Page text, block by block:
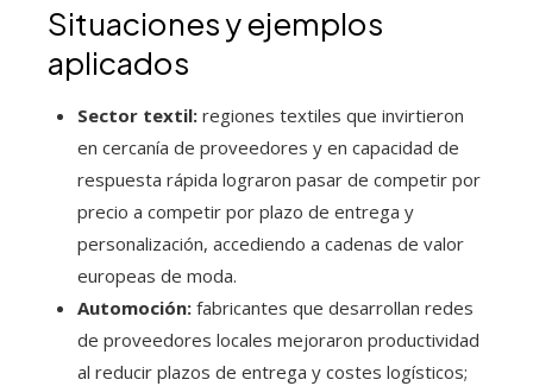
Situaciones y ejemplos
aplicados
Sector textil: regiones textiles que invirtieron
en cercanía de proveedores y en capacidad de
respuesta rápida lograron pasar de competir por
precio a competir por plazo de entrega y
personalización, accediendo a cadenas de valor
europeas de moda.
Automoción: fabricantes que desarrollan redes
de proveedores locales mejoraron productividad
al reducir plazos de entrega y costes logísticos;